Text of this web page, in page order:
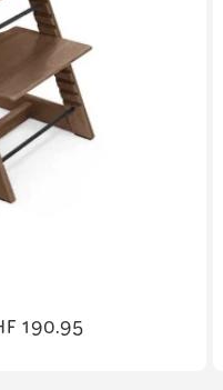
190.95